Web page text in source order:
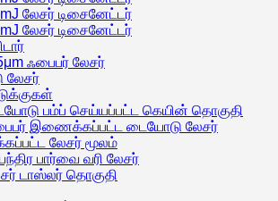
லேசர் டிசைனேட்டர்
லேசர் டிசைனேட்டர்
ஃபைபர் லேசர்
லேசர்
பம்ப் செய்யப்பட்ட கெயின் தொகுதி
இணைக்கப்பட்ட டையோடு லேசர்
லேசர் மூலம்
பார்வை வரி லேசர்
டாஸ்லர் தொகுதி